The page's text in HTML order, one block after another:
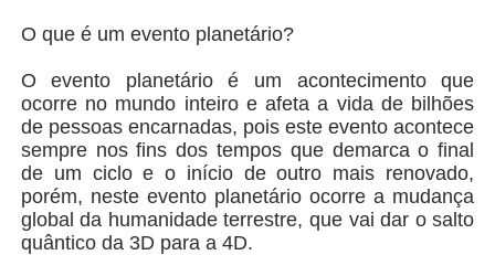
O que é um evento planetário?
O evento planetário é um acontecimento que
ocorre no mundo inteiro e afeta a vida de bilhões
de pessoas encarnadas, pois este evento acontece
sempre nos fins dos tempos que demarca o final
de um ciclo e o início de outro mais renovado,
porém, neste evento planetário ocorre a mudança
global da humanidade terrestre, que vai dar o salto
quântico da 3D para a 4D.